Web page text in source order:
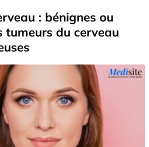
: bénignes ou
tumeurs du cerveau